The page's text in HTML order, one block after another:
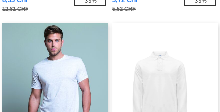
12,81 CHF 5,52 CHF